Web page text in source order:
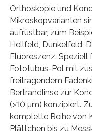
Orthoskopie und
Mikroskopvarianten
aufrüstbar, zum
Hellfeld, Dunkelfeld,
Fluoreszenz. Speziell
Fototubus-Pol mit
freitragendem
Bertrandlinse zur
(>10 µm) konzipiert.
komplette Reihe von
Plättchen bis zu